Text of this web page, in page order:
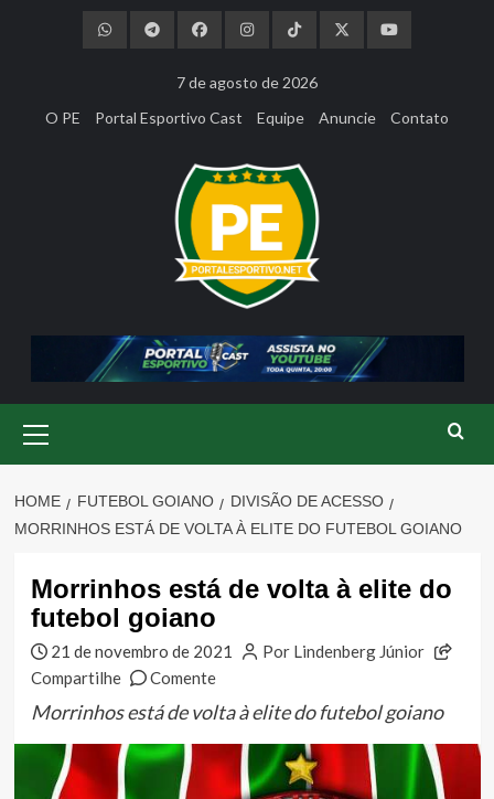
7 de agosto de 2026
O PE
Portal Esportivo Cast Equipe Anuncie Contato
Menu
HOME FUTEBOL GOIANO
DIVISÃO DE ACESSO
MORRINHOS ESTÁ DE VOLTA À ELITE DO FUTEBOL GOIANO
Morrinhos está de volta à elite do
futebol goiano
21 de novembro de 2021
Por Lindenberg Júnior
Compartilhe
Comente
Morrinhos está de volta à elite do futebol goiano